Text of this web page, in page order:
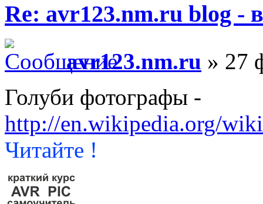
Re: avr123.nm.ru blog -
avr123.nm.ru » 27
Голуби фотографы -
http://en.wikipedia.org/
Читайте !